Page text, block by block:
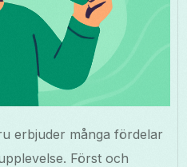
erbjuder många fördelar
Först och